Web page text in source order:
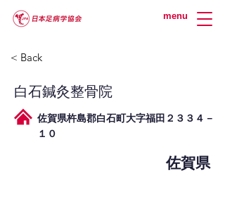
menu
< Back
白石鍼灸整骨院
佐賀県杵島郡白石町大字福田２３３４－
１０
佐賀県